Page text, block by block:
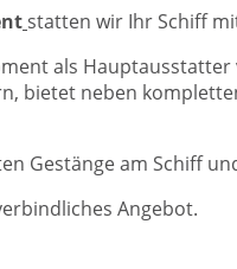
statten wir Ihr Schiff
als
bietet neben
Gestänge am Schiff
Angebot.